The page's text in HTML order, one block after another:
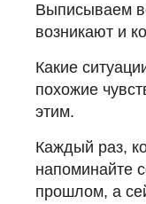
Выписываем
возникают и
Какие
похожие
этим.
Каждый раз,
напоминайте
прошлом, а